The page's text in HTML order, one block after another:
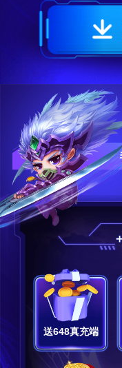
送648真充端